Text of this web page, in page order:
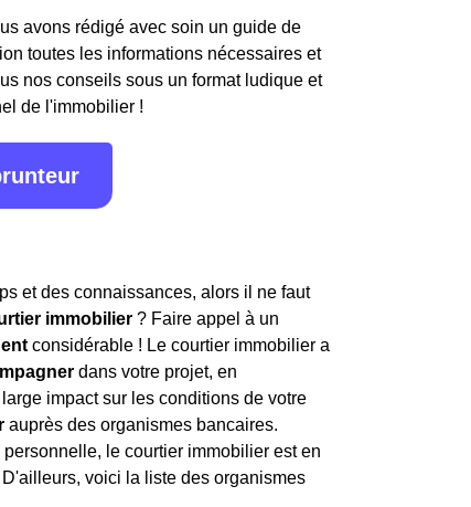
avons rédigé avec soin un guide de
toutes les informations nécessaires et
nos conseils sous un format ludique et
de l'immobilier !
et des connaissances, alors il ne faut
immobilier ? Faire appel à un
considérable ! Le courtier immobilier a
dans votre projet, en
impact sur les conditions de votre
auprès des organismes bancaires.
le courtier immobilier est en
D'ailleurs, voici la liste des organismes